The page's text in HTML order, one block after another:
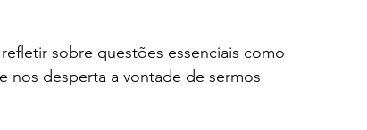
sobre questões essenciais como
nos desperta a vontade de sermos